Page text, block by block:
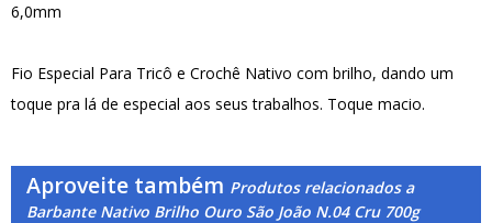
6,0mm
Fio Especial Para Tricô e Crochê Nativo com brilho, dando um
toque pra lá de especial aos seus trabalhos. Toque macio.
Aproveite também Produtos relacionados a
Barbante Nativo Brilho Ouro São João N.04 Cru 700g